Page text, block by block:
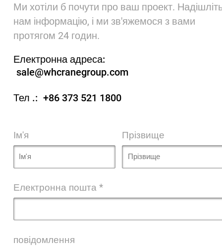
Ми хотіли б почути про ваш проект.
нам інформацію, і ми зв'яжемося з вами
протягом 24 годин.
Електронна адреса:
sale@whcranegroup.com
Тел .: +86 373 521 1800
Ім'я Прізвище
Електронна пошта *
повідомлення